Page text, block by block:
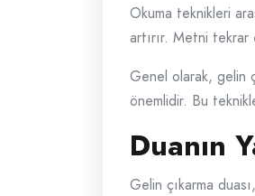
Okuma teknikleri
artırır. Metni tekrar
Genel olarak, gelin
önemlidir. Bu
Duanın
Gelin çıkarma